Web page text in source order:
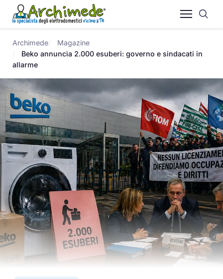
Archimede
Magazine
Beko annuncia 2.000 esuberi: governo e sindacati in
allarme